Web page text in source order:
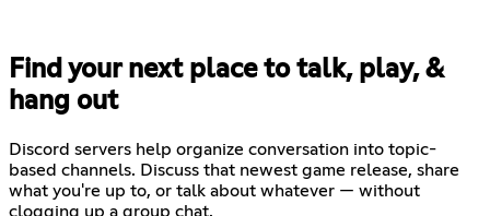
Find your next place to talk, play, &
hang out
Discord servers help organize conversation into topic-
based channels. Discuss that newest game release, share
what you're up to, or talk about whatever — without
clogging up a group chat.